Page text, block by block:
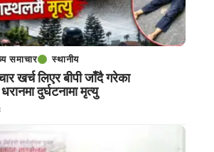
समाचार स्थानीय
खर्च लिएर बीपी जाँदै गरेका
दुर्घटनामा मृत्यु